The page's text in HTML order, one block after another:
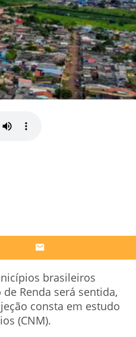
brasileiros
Renda será sentida,
consta em estudo
(CNM).